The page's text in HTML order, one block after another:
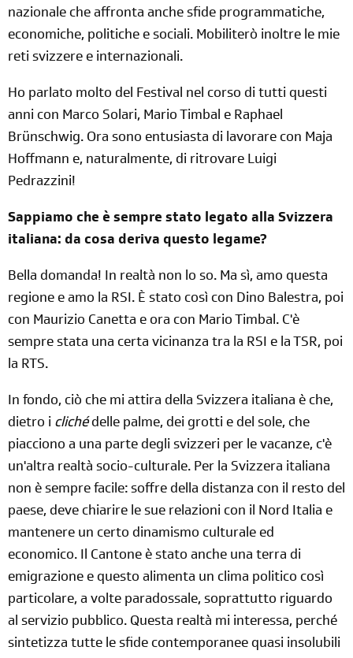
nazionale che affronta anche sfide programmatiche,
economiche, politiche e sociali. Mobiliterò inoltre le mie
reti svizzere e internazionali.
Ho parlato molto del Festival nel corso di tutti questi
anni con Marco Solari, Mario Timbal e Raphael
Brünschwig. Ora sono entusiasta di lavorare con Maja
Hoffmann e, naturalmente, di ritrovare Luigi
Pedrazzini!
Sappiamo che è sempre stato legato alla Svizzera
italiana: da cosa deriva questo legame?
Bella domanda! In realtà non lo so. Ma sì, amo questa
regione e amo la RSI. È stato così con Dino Balestra, poi
con Maurizio Canetta e ora con Mario Timbal. C'è
sempre stata una certa vicinanza tra la RSI e la TSR, poi
la RTS.
In fondo, ciò che mi attira della Svizzera italiana è che,
dietro i clichédelle palme, dei grotti e del sole, che
piacciono a una parte degli svizzeri per le vacanze, c'è
un'altra realtà socio-culturale. Per la Svizzera italiana
non è sempre facile: soffre della distanza con il resto del
paese, deve chiarire le sue relazioni con il Nord Italia e
mantenere un certo dinamismo culturale ed
economico. Il Cantone è stato anche una terra di
emigrazione e questo alimenta un clima politico così
particolare, a volte paradossale, soprattutto riguardo
al servizio pubblico. Questa realtà mi interessa, perché
sintetizza tutte le sfide contemporanee quasi insolubili